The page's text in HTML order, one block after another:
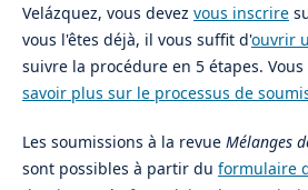
Velázquez, vous devez vous inscrire
vous l'êtes déjà, il vous suffit d'ouvrir
suivre la procédure en 5 étapes.
savoir plus sur le processus de
Les soumissions à la revue Mélanges
sont possibles à partir du formulaire